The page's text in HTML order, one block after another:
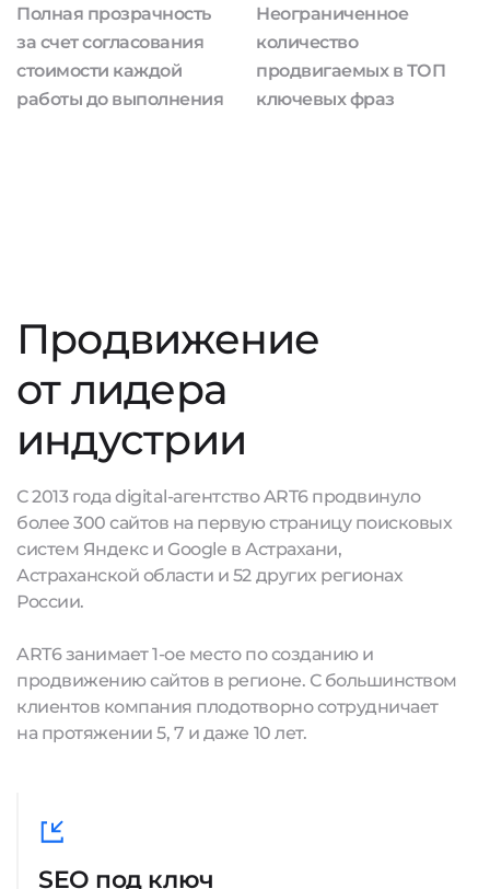
Полная прозрачность
за счет согласования
стоимости каждой
работы до выполнения
Неограниченное
количество
продвигаемых в ТОП
ключевых фраз
Продвижение
от лидера
индустрии
С 2013 года digital-агентство ART6 продвинуло
более 300 сайтов на первую страницу поисковых
систем Яндекс и Google в Астрахани,
Астраханской области и 52 других регионах
России.
ART6 занимает 1-ое место по созданию и
продвижению сайтов в регионе. С большинством
клиентов компания плодотворно сотрудничает
на протяжении 5, 7 и даже 10 лет.
SEO под ключ